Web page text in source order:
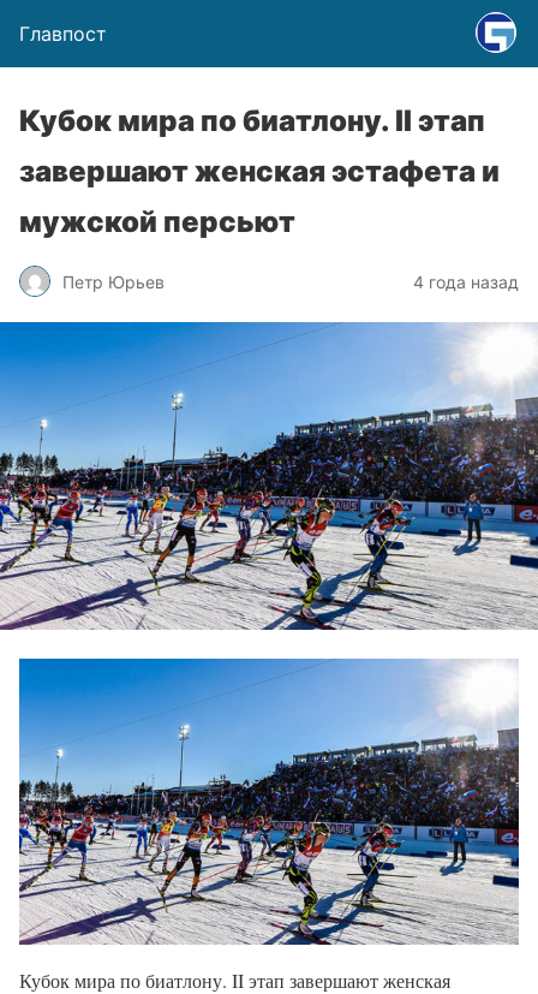
Главпост
Кубок мира по биатлону. II этап
завершают женская эстафета и
мужской персьют
Петр Юрьев 4 года назад
Кубок мира по биатлону. II этап завершают женская